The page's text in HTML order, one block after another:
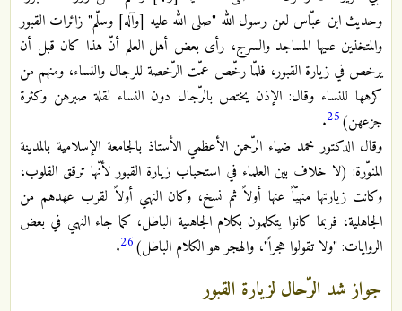
وحديث ابن عبّاس لعن رسول الله "صلى الله عليه [وآله] وسلّم" زائرات القبور
والمتخذين عليها المساجد والسرج، رأى بعض أهل العلم أنّ هذا كان قبل أن
يرخص في زيارة القبور، فلمّا رخّص عمّت الرّخصة للرجال والنساء، ومنهم من
كرهها للنساء وقال: الإذن يختص بالرّجال دون النساء لقلة صبرهن وكثرة
جزعهن)25
.
وقال الدكتور محمد ضياء الرّحمن الأعظمي الأستاذ بالجامعة الإسلامية بالمدينة
المنوّرة: (لا خلاف بين العلماء في استحباب زيارة القبور لأنّها ترقق القلوب،
وكانت زيارتها منهيّاً عنها أولاً ثم نسخ، وكان النهي أولاً لقرب عهدهم من
الجاهلية، فربما كانوا يتكلمون بكلام الجاهلية الباطل، كما جاء النهي في بعض
الروايات: "ولا تقولوا هجراً"، والهجر هو الكلام الباطل)26
.
جواز شد الرّحال لزيارة القبور